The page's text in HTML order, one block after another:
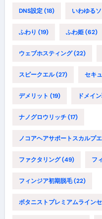
DNS設定(18) いわゆる
ふわり (19) ふわ姫(62)
ウェブホスティング(22)
スピークエル(27) セキ
デメリット (19) ドメイ
ナノグロウリッチ(17)
ノコアヘアサポートスカルプ
ファクタリング(49) フ
フィンジア初期脱毛(22)
ボタニストプレミアムライン